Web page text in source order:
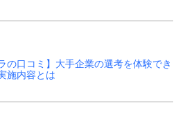
の口コミ】大手企業の選考を体験でき
施内容とは